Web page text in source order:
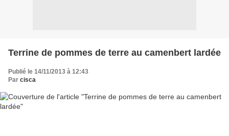
Terrine de pommes de terre au camenbert lardée
Publié le 14/11/2013 à 12:43
Par cisca